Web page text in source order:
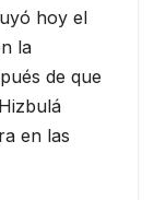
hoy el
la
de que
en las